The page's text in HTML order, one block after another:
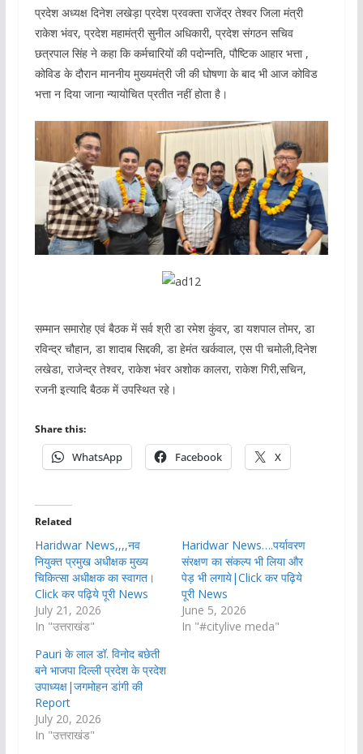
प्रदेश अध्यक्ष दिनेश लखेड़ा प्रदेश प्रवक्ता राजेंद्र तेश्वर जिला मंत्री
राकेश भंवर, प्रदेश महामंत्री सुनील अधिकारी, प्रदेश संगठन सचिव
छत्रपाल सिंह ने कहा कि कर्मचारियों की पदोन्नति, पौष्टिक आहार भत्ता ,
कोविड के दौरान माननीय मुख्यमंत्री जी की घोषणा के बाद भी आज कोविड
भत्ता न दिया जाना न्यायोचित प्रतीत नहीं होता है।
सम्मान समारोह एवं बैठक में सर्व श्री डा रमेश कुंवर, डा यशपाल तोमर, डा
रविन्द्र चौहान, डा शादाब सिद्दकी, डा हेमंत खर्कवाल, एस पी चमोली,दिनेश
लखेडा, राजेन्द्र तेश्वर, राकेश भंवर अशोक कालरा, राकेश गिरी,सचिन,
रजनी इत्यादि बैठक में उपस्थित रहे।
Share this:
WhatsApp Facebook X
Related
Haridwar News,,,,नव
नियुक्त प्रमुख अधीक्षक मुख्य
चिकित्सा अधीक्षक का स्वागत।
Click कर पढ़िये पूरी News
July 21, 2026
In "उत्तराखंड"
Haridwar News….पर्यावरण
संरक्षण का संकल्प भी लिया और
पेड़ भी लगाये|Click कर पढ़िये
पूरी News
June 5, 2026
In "#citylive meda"
Pauri के लाल डॉ. विनोद बछेती
बने भाजपा दिल्ली प्रदेश के प्रदेश
उपाध्यक्ष|जगमोहन डांगी की
Report
July 20, 2026
In "उत्तराखंड"